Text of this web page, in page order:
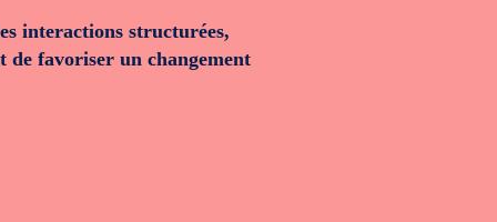
interactions structurées,
de favoriser un changement